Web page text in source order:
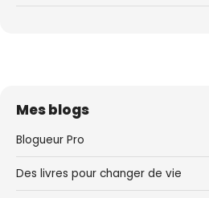
Mes blogs
Blogueur Pro
Des livres pour changer de vie